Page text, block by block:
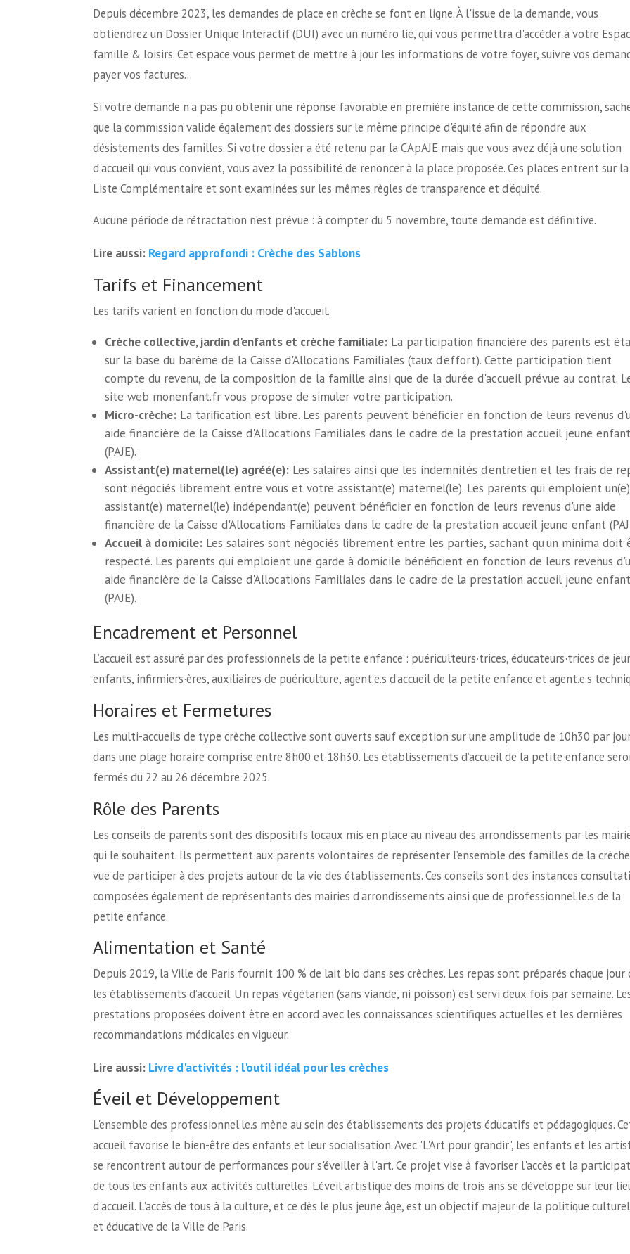
Depuis décembre 2023, les demandes de place en crèche se font en ligne. À l'issue de la demande, vous
obtiendrez un Dossier Unique Interactif (DUI) avec un numéro lié, qui vous permettra d'accéder à votre
famille & loisirs. Cet espace vous permet de mettre à jour les informations de votre foyer, suivre vos
payer vos factures…
Si votre demande n'a pas pu obtenir une réponse favorable en première instance de cette commission,
que la commission valide également des dossiers sur le même principe d'équité afin de répondre aux
désistements des familles. Si votre dossier a été retenu par la CApAJE mais que vous avez déjà une solution
d'accueil qui vous convient, vous avez la possibilité de renoncer à la place proposée. Ces places entrent sur la
Liste Complémentaire et sont examinées sur les mêmes règles de transparence et d'équité.
Aucune période de rétractation n’est prévue : à compter du 5 novembre, toute demande est définitive.
Lire aussi: Regard approfondi : Crèche des Sablons
Tarifs et Financement
Les tarifs varient en fonction du mode d'accueil.
Crèche collective, jardin d'enfants et crèche familiale:La participation financière des parents est
sur la base du barème de la Caisse d'Allocations Familiales (taux d'effort). Cette participation tient
compte du revenu, de la composition de la famille ainsi que de la durée d'accueil prévue au contrat.
site web monenfant.fr vous propose de simuler votre participation.
Micro-crèche:La tarification est libre. Les parents peuvent bénéficier en fonction de leurs revenus
aide financière de la Caisse d'Allocations Familiales dans le cadre de la prestation accueil jeune enfant
(PAJE).
Assistant(e) maternel(le) agréé(e):Les salaires ainsi que les indemnités d'entretien et les frais de
sont négociés librement entre vous et votre assistant(e) maternel(le). Les parents qui emploient un(e)
assistant(e) maternel(le) indépendant(e) peuvent bénéficier en fonction de leurs revenus d'une aide
financière de la Caisse d'Allocations Familiales dans le cadre de la prestation accueil jeune enfant
Accueil à domicile:Les salaires sont négociés librement entre les parties, sachant qu'un minima doit
respecté. Les parents qui emploient une garde à domicile bénéficient en fonction de leurs revenus
aide financière de la Caisse d'Allocations Familiales dans le cadre de la prestation accueil jeune enfant
(PAJE).
Encadrement et Personnel
L’accueil est assuré par des professionnels de la petite enfance : puériculteurs·trices, éducateurs·trices de
enfants, infirmiers·ères, auxiliaires de puériculture, agent.e.s d’accueil de la petite enfance et agent.e.s
Horaires et Fermetures
Les multi-accueils de type crèche collective sont ouverts sauf exception sur une amplitude de 10h30 par
dans une plage horaire comprise entre 8h00 et 18h30. Les établissements d’accueil de la petite enfance
fermés du 22 au 26 décembre 2025.
Rôle des Parents
Les conseils de parents sont des dispositifs locaux mis en place au niveau des arrondissements par les
qui le souhaitent. Ils permettent aux parents volontaires de représenter l’ensemble des familles de la
vue de participer à des projets autour de la vie des établissements. Ces conseils sont des instances
composées également de représentants des mairies d'arrondissements ainsi que de professionnel.le.s de la
petite enfance.
Alimentation et Santé
Depuis 2019, la Ville de Paris fournit 100 % de lait bio dans ses crèches. Les repas sont préparés chaque jour
les établissements d’accueil. Un repas végétarien (sans viande, ni poisson) est servi deux fois par semaine.
prestations proposées doivent être en accord avec les connaissances scientifiques actuelles et les dernières
recommandations médicales en vigueur.
Lire aussi: Livre d'activités : l'outil idéal pour les crèches
Éveil et Développement
L'ensemble des professionnel.le.s mène au sein des établissements des projets éducatifs et pédagogiques.
accueil favorise le bien-être des enfants et leur socialisation. Avec "L'Art pour grandir", les enfants et les
se rencontrent autour de performances pour s'éveiller à l'art. Ce projet vise à favoriser l'accès et la
de tous les enfants aux activités culturelles. L'éveil artistique des moins de trois ans se développe sur leur
d'accueil. L'accès de tous à la culture, et ce dès le plus jeune âge, est un objectif majeur de la politique
et éducative de la Ville de Paris.